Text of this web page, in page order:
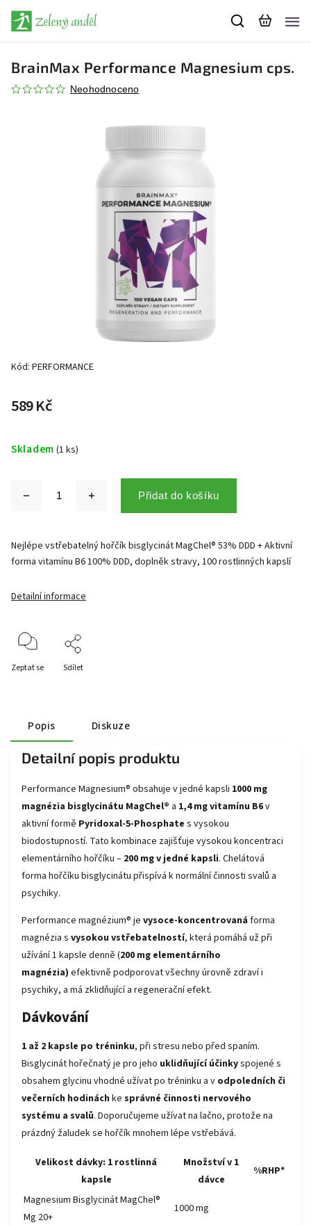
BrainMax Performance Magnesium cps.
Neohodnoceno
Kód: PERFORMANCE
589 Kč
Skladem (1 ks)
Přidat do košíku
Nejlépe vstřebatelný hořčík bisglycinát MagChel® 53% DDD + Aktivní
forma vitamínu B6 100% DDD, doplněk stravy, 100 rostlinných kapslí
Detailní informace
Zeptat se Sdílet
Popis Diskuze
Detailní popis produktu
Performance Magnesium® obsahuje v jedné kapsli 1000 mg
magnézia bisglycinátu MagChel® a 1,4 mg vitamínu B6v
aktivní formě Pyridoxal-5-Phosphate s vysokou
biodostupností. Tato kombinace zajišťuje vysokou koncentraci
elementárního hořčíku – 200 mg v jedné kapsli. Chelátová
forma hořčíku bisglycinátu přispívá k normální činnosti svalů a
psychiky.
Performance magnézium® je vysoce-koncentrovaná forma
magnézia s vysokou vstřebatelností, která pomáhá už při
užívání 1 kapsle denně (200 mg elementárního
magnézia) efektivně podporovat všechny úrovně zdraví i
psychiky, a má zklidňující a regenerační efekt.
Dávkování
1 až 2 kapsle po tréninku, při stresu nebo před spaním.
Bisglycinát hořečnatý je pro jeho uklidňující účinkyspojené s
obsahem glycinu vhodné užívat po tréninku a v odpoledních či
večerních hodinách ke správné činnosti nervového
systému a svalů. Doporučujeme užívat na lačno, protože na
prázdný žaludek se hořčík mnohem lépe vstřebává.
Velikost dávky: 1 rostlinná
kapsle
Množství v 1
dávce
%RHP*
Magnesium Bisglycinát MagChel®
Mg 20+
1000 mg